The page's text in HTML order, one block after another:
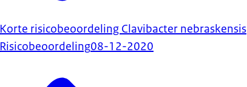
Korte risicobeoordeling Clavibacter nebraskensis
Risicobeoordeling08-12-2020